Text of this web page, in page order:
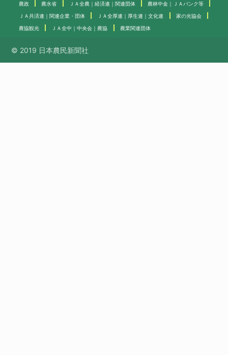
農政 農水省 ＪＡ全農｜経済連｜関連団体 農林中金｜ＪＡバンク等
ＪＡ共済連｜関連企業・団体 ＪＡ全厚連｜厚生連｜文化連 家の光協会
農協観光 ＪＡ全中｜中央会｜農協 農業関連団体
© 2019 日本農民新聞社